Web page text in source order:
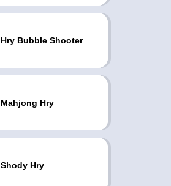
Hry Bubble Shooter
Mahjong Hry
Shody Hry